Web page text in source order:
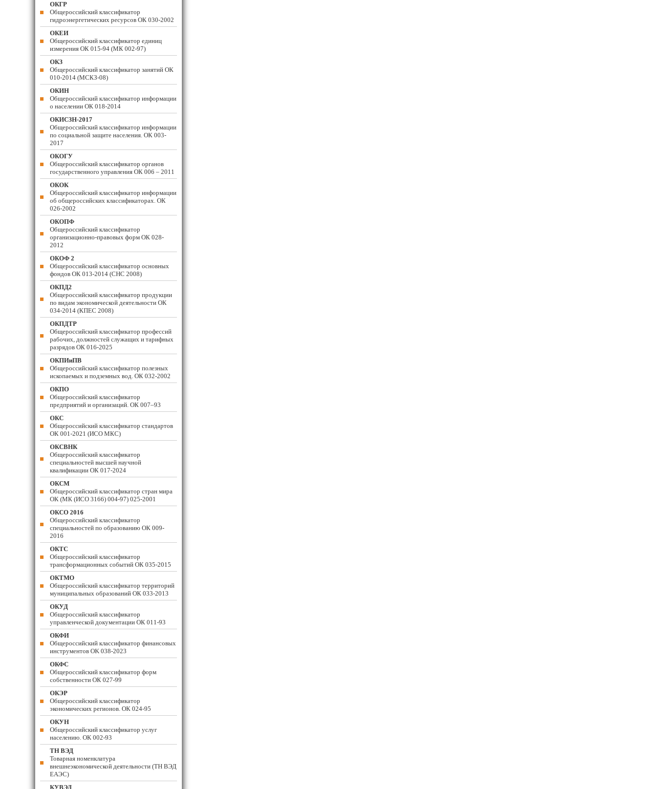
ОКГР
Общероссийский классификатор
гидроэнергетических ресурсов ОК 030-2002
ОКЕИ
Общероссийский классификатор единиц
измерения ОК 015-94 (МК 002-97)
ОКЗ
Общероссийский классификатор занятий ОК
010-2014 (МСКЗ-08)
ОКИН
Общероссийский классификатор информации
о населении ОК 018-2014
ОКИСЗН-2017
Общероссийский классификатор информации
по социальной защите населения. ОК 003-
2017
ОКОГУ
Общероссийский классификатор органов
государственного управления ОК 006 – 2011
ОКОК
Общероссийский классификатор информации
об общероссийских классификаторах. ОК
026-2002
ОКОПФ
Общероссийский классификатор
организационно-правовых форм ОК 028-
2012
ОКОФ 2
Общероссийский классификатор основных
фондов ОК 013-2014 (СНС 2008)
ОКПД2
Общероссийский классификатор продукции
по видам экономической деятельности ОК
034-2014 (КПЕС 2008)
ОКПДТР
Общероссийский классификатор профессий
рабочих, должностей служащих и тарифных
разрядов ОК 016-2025
ОКПИиПВ
Общероссийский классификатор полезных
ископаемых и подземных вод. ОК 032-2002
ОКПО
Общероссийский классификатор
предприятий и организаций. ОК 007–93
ОКС
Общероссийский классификатор стандартов
ОК 001-2021 (ИСО МКС)
ОКСВНК
Общероссийский классификатор
специальностей высшей научной
квалификации ОК 017-2024
ОКСМ
Общероссийский классификатор стран мира
ОК (МК (ИСО 3166) 004-97) 025-2001
ОКСО 2016
Общероссийский классификатор
специальностей по образованию ОК 009-
2016
ОКТС
Общероссийский классификатор
трансформационных событий ОК 035-2015
ОКТМО
Общероссийский классификатор территорий
муниципальных образований ОК 033-2013
ОКУД
Общероссийский классификатор
управленческой документации ОК 011-93
ОКФИ
Общероссийский классификатор финансовых
инструментов OK 038-2023
ОКФС
Общероссийский классификатор форм
собственности ОК 027-99
ОКЭР
Общероссийский классификатор
экономических регионов. ОК 024-95
ОКУН
Общероссийский классификатор услуг
населению. ОК 002-93
ТН ВЭД
Товарная номенклатура
внешнеэкономической деятельности (ТН ВЭД
ЕАЭС)
КУВЭД